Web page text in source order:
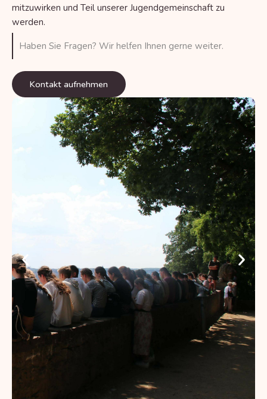
mitzuwirken und Teil unserer Jugendgemeinschaft zu
werden.
Haben Sie Fragen? Wir helfen Ihnen gerne weiter.
Kontakt aufnehmen